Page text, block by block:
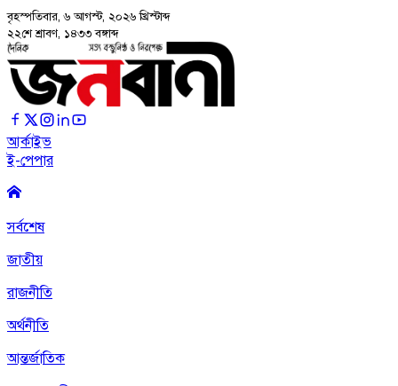
বৃহস্পতিবার, ৬ আগস্ট, ২০২৬ খ্রিস্টাব্দ
২২শে শ্রাবণ, ১৪৩৩ বঙ্গাব্দ
আর্কাইভ
ই-পেপার
সর্বশেষ
জাতীয়
রাজনীতি
অর্থনীতি
আন্তর্জাতিক